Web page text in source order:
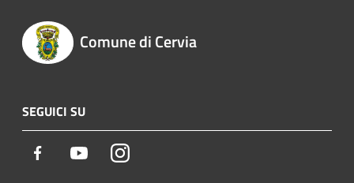
Comune di Cervia
SEGUICI SU
Facebook YoutubeInstagram